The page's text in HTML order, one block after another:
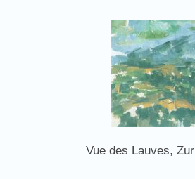
Vue des Lauves,